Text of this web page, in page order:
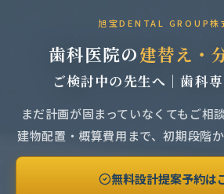
旭宝DENTAL GROUP株
歯科医院の建替え・
ご検討中の先生へ｜歯科
まだ計画が固まっていなくてもご相談
建物配置・概算費用まで、初期段階
無料設計提案予約は